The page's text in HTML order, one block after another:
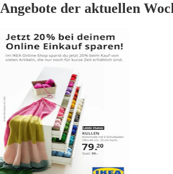
Angebote der aktuellen